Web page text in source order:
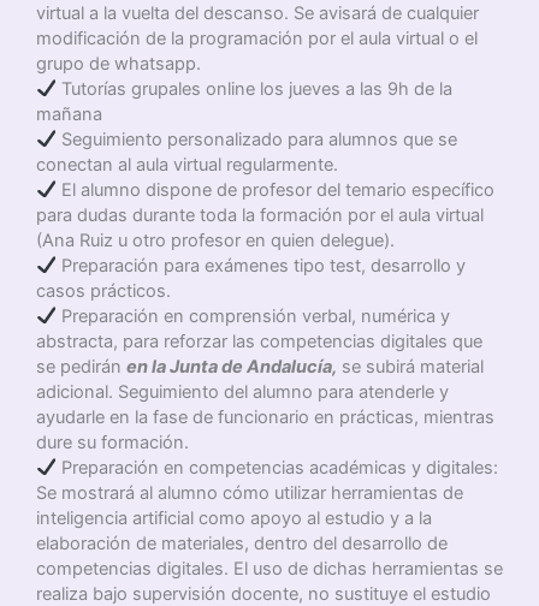
virtual a la vuelta del descanso. Se avisará de cualquier
modificación de la programación por el aula virtual o el
grupo de whatsapp.
Tutorías grupales online los jueves a las 9h de la
mañana
Seguimiento personalizado para alumnos que se
conectan al aula virtual regularmente.
El alumno dispone de profesor del temario específico
para dudas durante toda la formación por el aula virtual
(Ana Ruiz u otro profesor en quien delegue).
Preparación para exámenes tipo test, desarrollo y
casos prácticos.
Preparación en comprensión verbal, numérica y
abstracta, para reforzar las competencias digitales que
se pedirán en la Junta de Andalucía, se subirá material
adicional. Seguimiento del alumno para atenderle y
ayudarle en la fase de funcionario en prácticas, mientras
dure su formación.
Preparación en competencias académicas y digitales:
Se mostrará al alumno cómo utilizar herramientas de
inteligencia artificial como apoyo al estudio y a la
elaboración de materiales, dentro del desarrollo de
competencias digitales. El uso de dichas herramientas se
realiza bajo supervisión docente, no sustituye el estudio